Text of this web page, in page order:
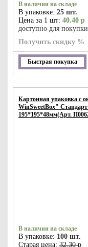
В наличии на складе
В упаковке: 25 шт.
Цена за 1 шт: 40.40 р
доступно для
Получить скидку %
Быстрая покупка
Картонная упаковка с
WinSweetBox"
195*195*48мм(Арт.
В наличии на складе
В упаковке: 100 шт.
Старая цена: 32.30р